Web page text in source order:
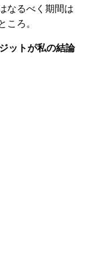
なるべく期間は
ろ。
ットが私の結論